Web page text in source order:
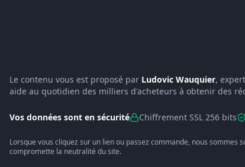
Le contenu vous est proposé par Ludovic Wauquier,
aide au quotidien des milliers d'acheteurs à obtenir des
Vos données sont en sécurité Chiffrement SSL 256 bits
Lorsque vous cliquez sur un lien ou passez commande, nous sommes
compromette la neutralité du site.